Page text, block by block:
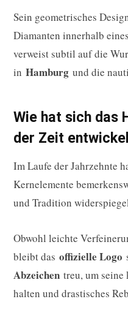
Sein geometrisches
Diamanten innerhalb
verweist subtil auf die
in Hamburg und die
Wie hat sich das
der Zeit
Im Laufe der Jahrzehnte
Kernelemente
und Tradition
Obwohl leichte
bleibt das offizielle Logo
Abzeichen treu, um
halten und drastisches